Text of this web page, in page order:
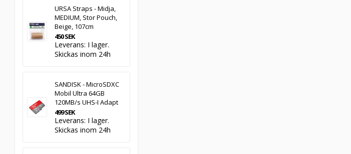
URSA Straps - Midja,
MEDIUM, Stor Pouch,
Beige, 107cm
450 SEK
Leverans: I lager.
Skickas inom 24h
SANDISK - MicroSDXC
Mobil Ultra 64GB
120MB/s UHS-I Adapt
499 SEK
Leverans: I lager.
Skickas inom 24h